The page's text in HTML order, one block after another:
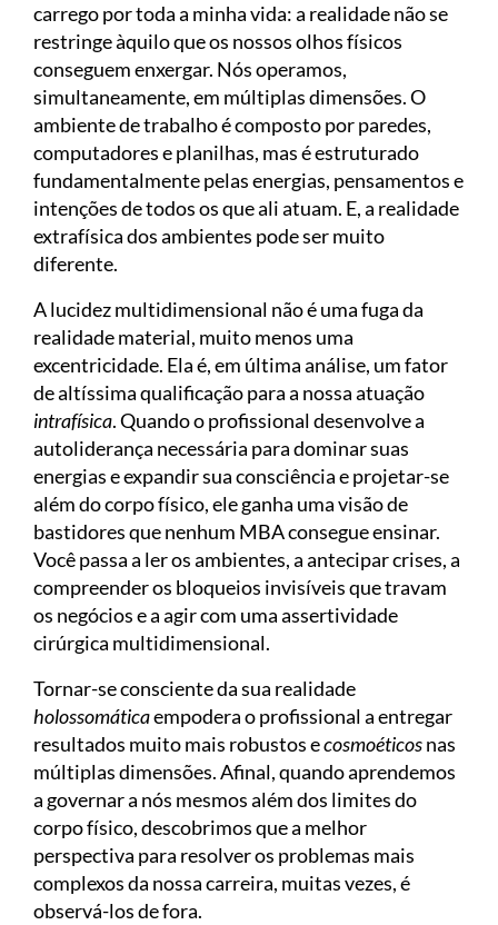
carrego por toda a minha vida: a realidade não se
restringe àquilo que os nossos olhos físicos
conseguem enxergar. Nós operamos,
simultaneamente, em múltiplas dimensões. O
ambiente de trabalho é composto por paredes,
computadores e planilhas, mas é estruturado
fundamentalmente pelas energias, pensamentos e
intenções de todos os que ali atuam. E, a realidade
extrafísica dos ambientes pode ser muito
diferente.
A lucidez multidimensional não é uma fuga da
realidade material, muito menos uma
excentricidade. Ela é, em última análise, um fator
de altíssima qualificação para a nossa atuação
intrafísica. Quando o profissional desenvolve a
autoliderança necessária para dominar suas
energias e expandir sua consciência e projetar-se
além do corpo físico, ele ganha uma visão de
bastidores que nenhum MBA consegue ensinar.
Você passa a ler os ambientes, a antecipar crises, a
compreender os bloqueios invisíveis que travam
os negócios e a agir com uma assertividade
cirúrgica multidimensional.
Tornar-se consciente da sua realidade
holossomáticaempodera o profissional a entregar
resultados muito mais robustos ecosmoéticosnas
múltiplas dimensões. Afinal, quando aprendemos
a governar a nós mesmos além dos limites do
corpo físico, descobrimos que a melhor
perspectiva para resolver os problemas mais
complexos da nossa carreira, muitas vezes, é
observá-los de fora.